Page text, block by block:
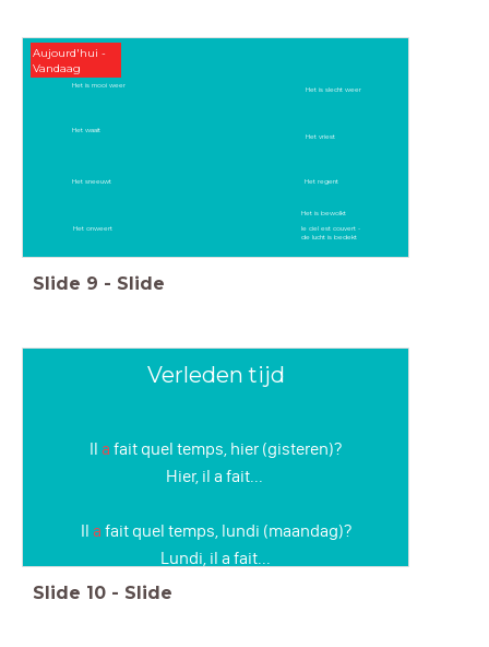
Het is mooi weer
Het waait
Het sneeuwt
Het onweert
Het is bewolkt
Het regent
Het vriest
Het is slecht weer
le ciel est couvert -
de lucht is bedekt
Aujourd'hui -
Vandaag
Slide 9 - Slide
Verleden tijd
Il a fait quel temps, hier (gisteren)?
Hier, il a fait...
Il a fait quel temps, lundi (maandag)?
Lundi, il a fait...
Slide 10 - Slide